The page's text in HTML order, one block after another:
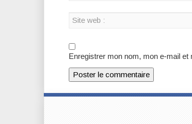
Enregistrer mon nom, mon e-mail